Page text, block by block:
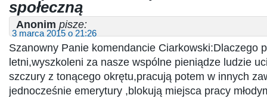
społeczną
Anonim pisze:
3 marca 2015 o 21:26
Szanowny Panie komendancie Ciarkowski:Dlaczego
letni,wyszkoleni za nasze wspólne pieniądze ludzie
szczury z tonącego okrętu,pracują potem w innych
jednocześnie emerytury ,blokują miejsca pracy